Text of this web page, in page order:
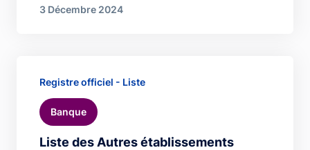
3 Décembre 2024
Liste des Autres établissements
Registre officiel - Liste
Banque